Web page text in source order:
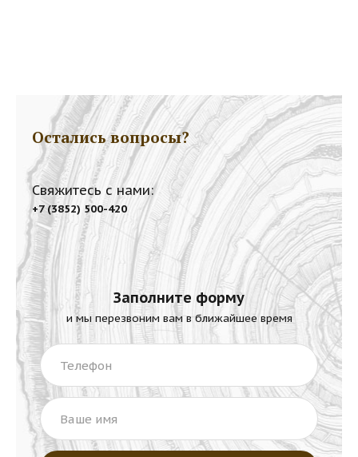
Остались вопросы?
Свяжитесь с нами:
+7 (3852) 500-420
Заполните форму
и мы перезвоним вам в ближайшее время
Телефон
Ваше имя